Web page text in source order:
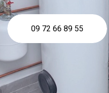
09 72 66 89 55